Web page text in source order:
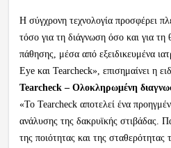
Η σύγχρονη τεχνολογία προσφέρει
τόσο για τη διάγνωση όσο και για τη
πάθησης, μέσα από εξειδικευμένα
Eye και Tearcheck», επισημαίνει η
Tearcheck – Ολοκληρωμένη
«Το Tearcheck αποτελεί ένα
ανάλυσης της δακρυϊκής στιβάδας.
της ποιότητας και της σταθερότητας